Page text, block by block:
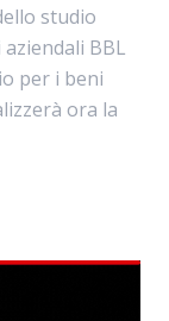
studio
BBL
per i beni
ora la